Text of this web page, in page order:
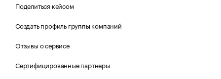
Поделиться кейсом
Создать профиль группы компаний
Отзывы о сервисе
Сертифицированные партнеры